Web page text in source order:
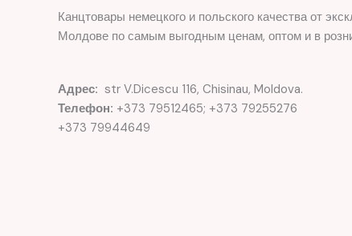
Канцтовары немецкого и польского качества от
Молдове по самым выгодным ценам, оптом и в
Адрес: str V.Dicescu 116, Chisinau, Moldova.
Телефон: +373 79512465; +373 79255276
+373 79944649